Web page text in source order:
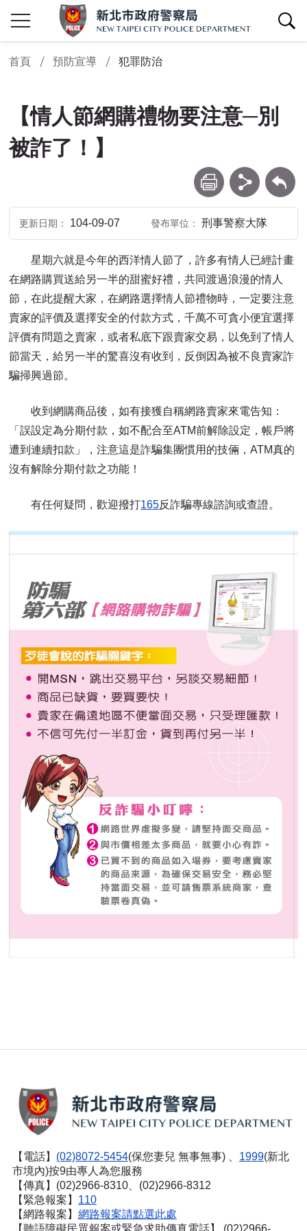
查詢區開關
首頁 預防宣導 犯罪防治
【情人節網購禮物要注意─別
被詐了！】
列印 分享 回上一頁
更新日期 104-09-07 發布單位 刑事警察大隊
星期六就是今年的西洋情人節了，許多有情人已經計畫
在網路購買送給另一半的甜蜜好禮，共同渡過浪漫的情人
節，在此提醒大家，在網路選擇情人節禮物時，一定要注意
賣家的評價及選擇安全的付款方式，千萬不可貪小便宜選擇
評價有問題之賣家，或者私底下跟賣家交易，以免到了情人
節當天，給另一半的驚喜沒有收到，反倒因為被不良賣家詐
騙掃興過節。
收到網購商品後，如有接獲自稱網路賣家來電告知：
「誤設定為分期付款，如不配合至ATM前解除設定，帳戶將
遭到連續扣款」，注意這是詐騙集團慣用的技倆，ATM真的
沒有解除分期付款之功能！
有任何疑問，歡迎撥打165反詐騙專線諮詢或查證。
【電話】 (02)8072-5454(保您妻兒 無事無事) 、 1999(新北
市境內)按9由專人為您服務
【傳真】(02)2966-8310、(02)2966-8312
【緊急報案】 110
【網路報案】 網路報案請點選此處